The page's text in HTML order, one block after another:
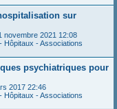
sur
novembre 2021 12:08
Hôpitaux - Associations
psychiatriques pour
2017 22:46
Hôpitaux - Associations